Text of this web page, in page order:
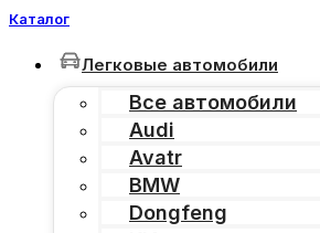
Каталог
Легковые автомобили
Все автомобили
Audi
Avatr
BMW
Dongfeng